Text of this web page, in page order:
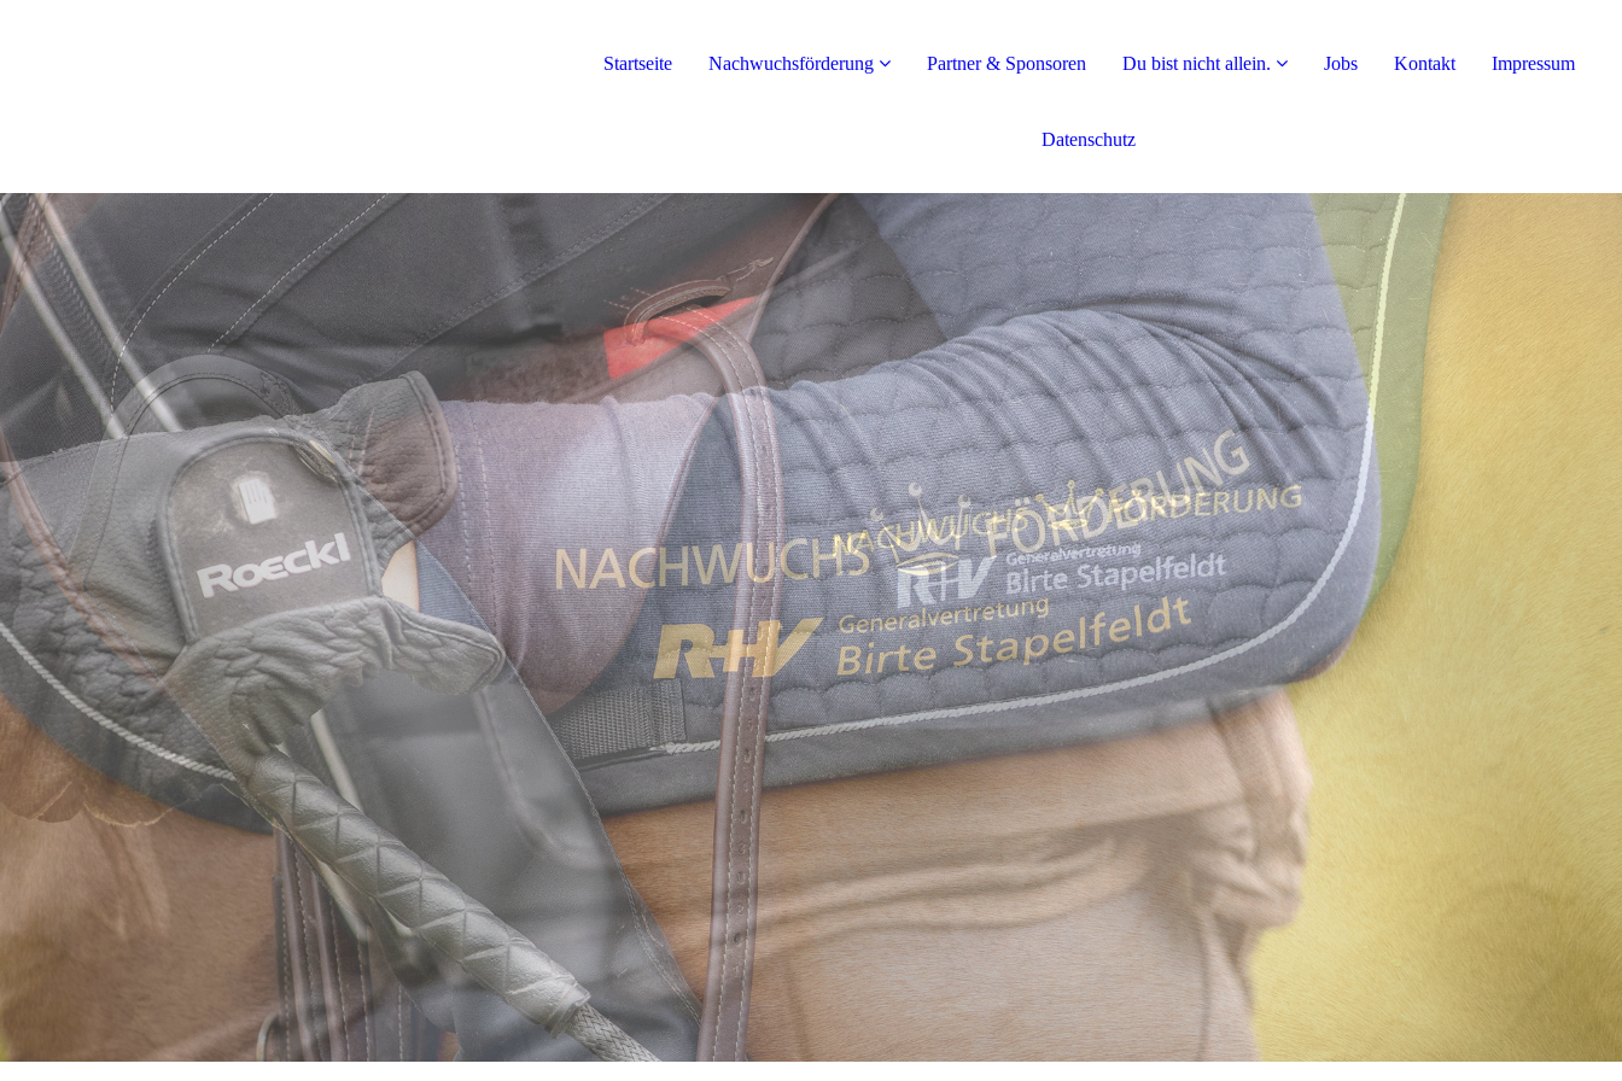
Startseite Nachwuchsförderung Partner & Sponsoren Du bist nicht allein. Jobs Kontakt Impressum
Datenschutz
Birte Stapelfeldt
R+V Generalvertretung